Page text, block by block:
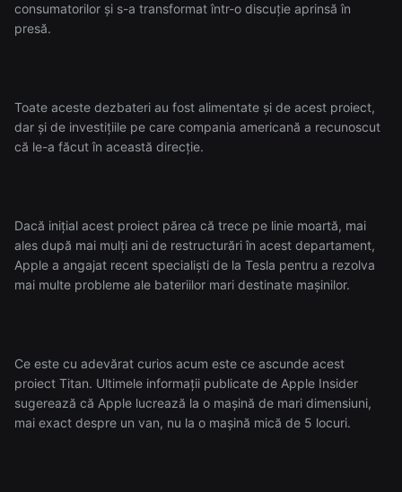
consumatorilor și s-a transformat într-o discuție aprinsă în
presă.
Toate aceste dezbateri au fost alimentate și de acest proiect,
dar și de investițiile pe care compania americană a recunoscut
că le-a făcut în această direcție.
Dacă inițial acest proiect părea că trece pe linie moartă, mai
ales după mai mulți ani de restructurări în acest departament,
Apple a angajat recent specialiști de la Tesla pentru a rezolva
mai multe probleme ale bateriilor mari destinate mașinilor.
Ce este cu adevărat curios acum este ce ascunde acest
proiect Titan. Ultimele informații publicate de Apple Insider
sugerează că Apple lucrează la o mașină de mari dimensiuni,
mai exact despre un van, nu la o mașină mică de 5 locuri.